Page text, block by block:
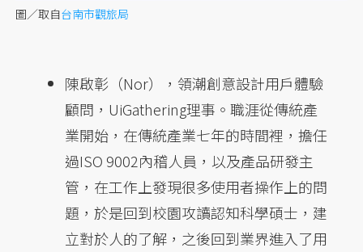
圖／取自台南市觀旅局
陳啟彰（Nor），領潮創意設計用戶體驗
顧問，UiGathering理事。職涯從傳統產
業開始，在傳統產業七年的時間裡，擔任
過ISO 9002內稽人員，以及產品研發主
管，在工作上發現很多使用者操作上的問
題，於是回到校園攻讀認知科學碩士，建
立對於人的了解，之後回到業界進入了用